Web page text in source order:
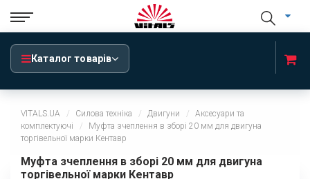
Каталог товарів
VITALS.UA Силова техніка Двигуни
Аксесуари та
комплектуючі
Муфта зчеплення в зборі 20 мм для двигуна
торгівельної марки Кентавр
Муфта зчеплення в зборі 20 мм для двигуна
торгівельної марки Кентавр